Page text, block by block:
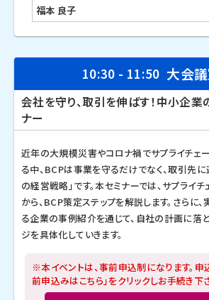
福本 良子
10:30 - 11:50 大会
会社を守り、取引を伸ばす！中小企業
ナー
近年の大規模災害やコロナ禍でサプライチェ
る中、BCPは事業を守るだけでなく、取引先
の経営戦略」です。本セミナーでは、サプライ
から、BCP策定ステップを解説します。さらに
る企業の事例紹介を通じて、自社の計画に落
ジを具体化していきます。
※本イベントは、事前申込制になります。申
前申込みはこちら」をクリックしお手続き下